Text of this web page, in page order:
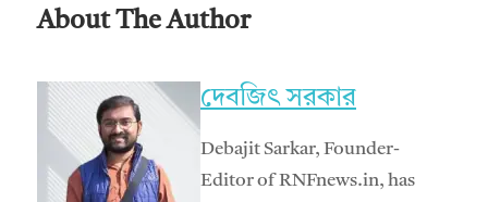
About The Author
দেবজিৎ সরকার
Debajit Sarkar, Founder-
Editor of RNFnews.in, has